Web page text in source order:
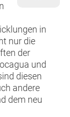
in
nur die
der
und
diesen
andere
dem neu